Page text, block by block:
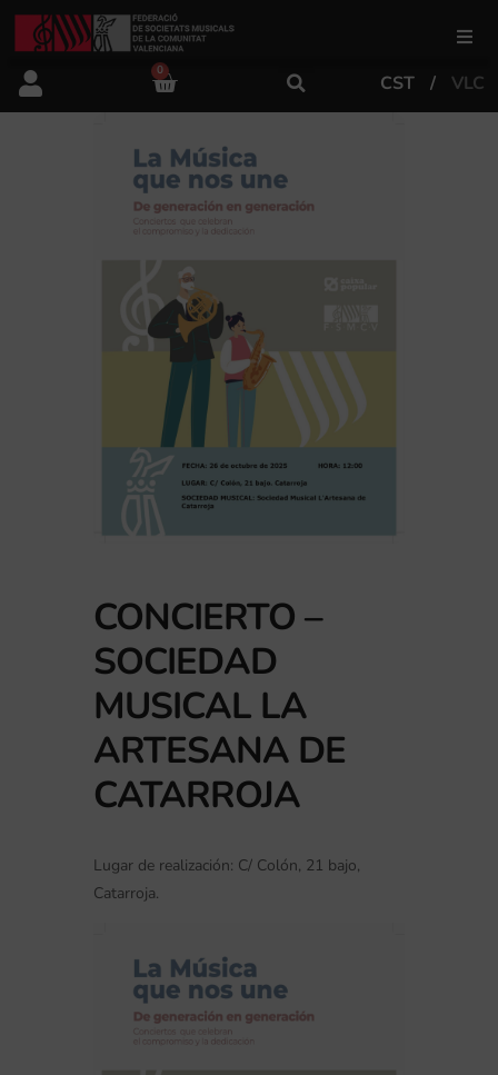
FSMCV
Áreas de gestión
0
CST VLC
CONCIERTO –
SOCIEDAD
MUSICAL LA
ARTESANA DE
CATARROJA
Lugar de realización: C/ Colón, 21 bajo,
Catarroja.